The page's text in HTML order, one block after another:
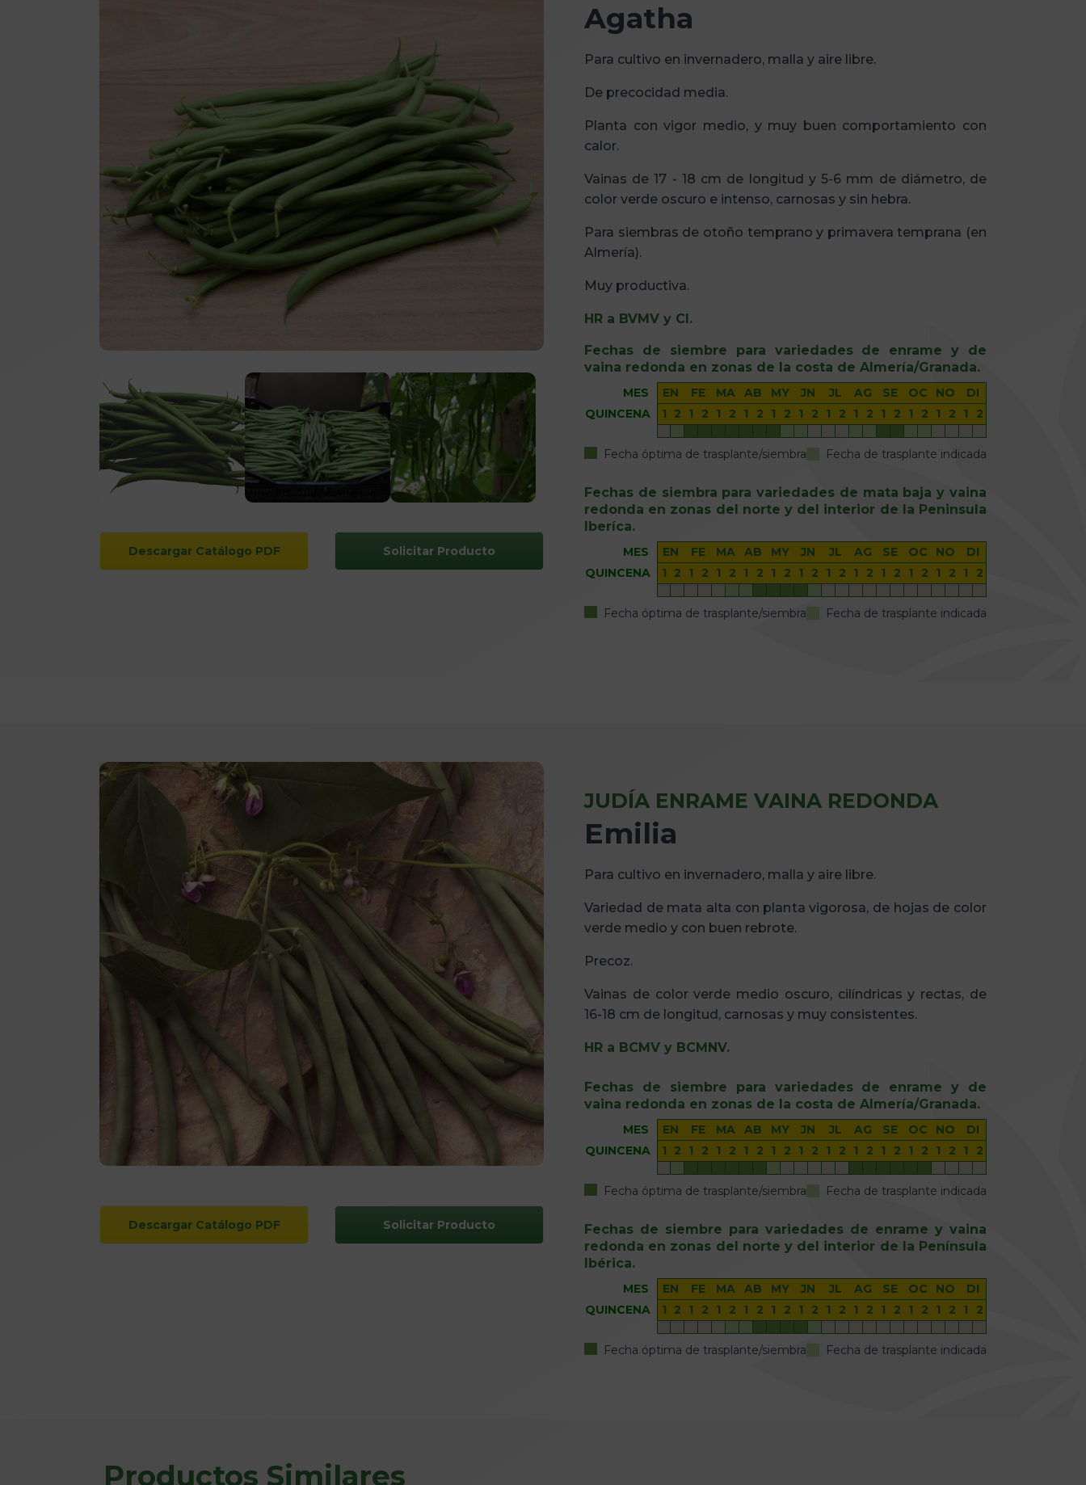
Descargar Catálogo PDF Solicitar Producto
Agatha
Para cultivo en invernadero, malla y aire libre.
De precocidad media.
Planta con vigor medio, y muy buen comportamiento con
calor.
Vainas de 17 - 18 cm de longitud y 5-6 mm de diámetro, de
color verde oscuro e intenso, carnosas y sin hebra.
Para siembras de otoño temprano y primavera temprana (en
Almería).
Muy productiva.
HR a BVMV y CI.
Fechas de siembre para variedades de enrame y de
vaina redonda en zonas de la costa de Almería/Granada.
MES EN FE MA AB MY JN JL AG SE OC NO
DI
QUINCENA
1 2 1 2 1 2 1 2 1 2 1 2 1 2 1 2 1 2 1 2 1 2 1 2
Fecha óptima de trasplante/siembra Fecha de trasplante indicada
Fechas de siembra para variedades de mata baja y vaina
redonda en zonas del norte y del interior de la Peninsula
Iberíca.
MES EN FE MA AB MY JN JL AG SE OC NO
DI
QUINCENA
1 2 1 2 1 2 1 2 1 2 1 2 1 2 1 2 1 2 1 2 1 2 1 2
Fecha óptima de trasplante/siembra Fecha de trasplante indicada
Descargar Catálogo PDF Solicitar Producto
JUDÍA ENRAME VAINA REDONDA
Emilia
Para cultivo en invernadero, malla y aire libre.
Variedad de mata alta con planta vigorosa, de hojas de color
verde medio y con buen rebrote.
Precoz.
Vainas de color verde medio oscuro, cilíndricas y rectas, de
16-18 cm de longitud, carnosas y muy consistentes.
HR a BCMV y BCMNV.
Fechas de siembre para variedades de enrame y de
vaina redonda en zonas de la costa de Almería/Granada.
MES EN FE MA AB MY JN JL AG SE OC NO
DI
QUINCENA
1 2 1 2 1 2 1 2 1 2 1 2 1 2 1 2 1 2 1 2 1 2 1 2
Fecha óptima de trasplante/siembra Fecha de trasplante indicada
Fechas de siembre para variedades de enrame y vaina
redonda en zonas del norte y del interior de la Península
Ibérica.
MES EN FE MA AB MY JN JL AG SE OC NO
DI
QUINCENA
1 2 1 2 1 2 1 2 1 2 1 2 1 2 1 2 1 2 1 2 1 2 1 2
Fecha óptima de trasplante/siembra Fecha de trasplante indicada
Productos Similares